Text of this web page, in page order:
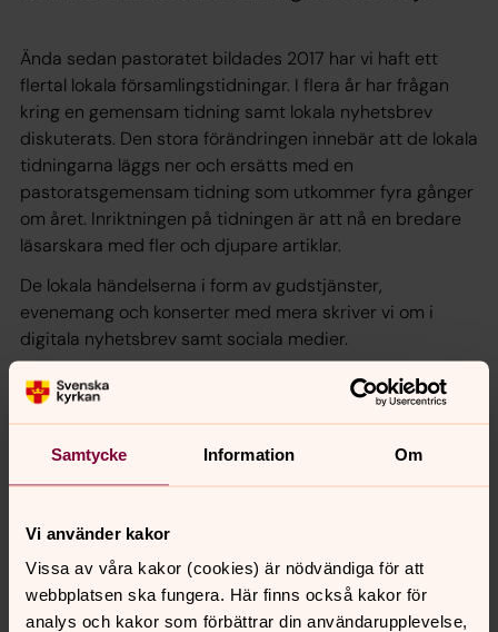
Samtycke Information Om
Vi använder kakor
Vissa av våra kakor (cookies) är nödvändiga för att
webbplatsen ska fungera. Här finns också kakor för
analys och kakor som förbättrar din användarupplevelse,
Ända sedan pastoratet bildades 2017 har vi haft ett
flertal lokala församlingstidningar. I flera år har frågan
kring en gemensam tidning samt lokala nyhetsbrev
diskuterats. Den stora förändringen innebär att de lokala
tidningarna läggs ner och ersätts med en
pastoratsgemensam tidning som utkommer fyra gånger
om året. Inriktningen på tidningen är att nå en bredare
läsarskara med fler och djupare artiklar.
De lokala händelserna i form av gudstjänster,
evenemang och konserter med mera skriver vi om i
digitala nyhetsbrev samt sociala medier.
Prenumerera på pastoratets
Synpunkter eller frågor på sidans
innehåll?
falkenbergs.pastorat@svenskakyrkan.se